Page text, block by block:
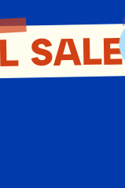
SALE